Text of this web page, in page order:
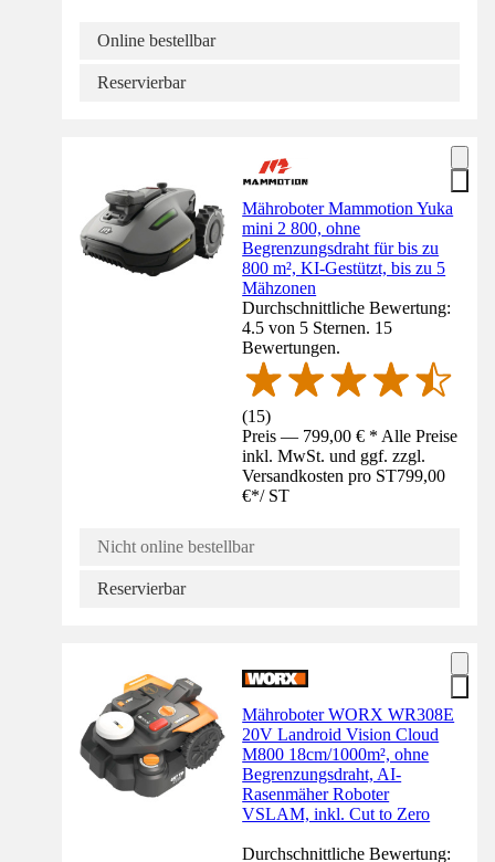
Online bestellbar
Reservierbar
Mähroboter Mammotion Yuka
mini 2 800, ohne
Begrenzungsdraht für bis zu
800 m², KI-Gestützt, bis zu 5
Mähzonen
Durchschnittliche Bewertung:
4.5 von 5 Sternen. 15
Bewertungen.
(15)
Preis — 799,00 € * Alle Preise
inkl. MwSt. und ggf. zzgl.
Versandkosten pro ST799,00
€*/ ST
Nicht online bestellbar
Reservierbar
Mähroboter WORX WR308E
20V Landroid Vision Cloud
M800 18cm/1000m², ohne
Begrenzungsdraht, AI-
Rasenmäher Roboter
VSLAM, inkl. Cut to Zero
Durchschnittliche Bewertung: